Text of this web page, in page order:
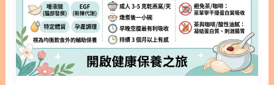
品質燉煮：從泡發到鎖住營養！ 5.1. 專業泡發：啟動
馬來西亞燕盞的綿密口感 5.2. 馬來西亞燕盞隔水燉
煮：鎖住蛋白質營養的核心關鍵 5.3. 馬來西亞燕盞專
家級提味技巧：冰糖與配料的入味時機 5.4. 馬來西亞
燕盞保存方式與食用禁忌 6. 打造高品質滋補生活，
5
大
禁